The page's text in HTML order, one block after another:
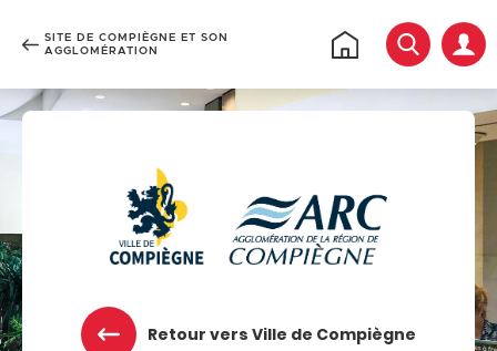
SITE DE COMPIÈGNE ET SON
AGGLOMÉRATION
Retour
l'accueil
Rechercher
Retour vers Ville de Compiègne